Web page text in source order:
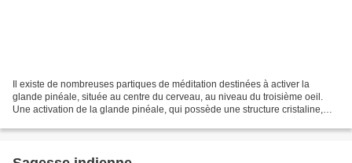
Il existe de nombreuses partiques de méditation destinées à activer la
glande pinéale, située au centre du cerveau, au niveau du troisième oeil.
Une activation de la glande pinéale, qui possède une structure cristaline,